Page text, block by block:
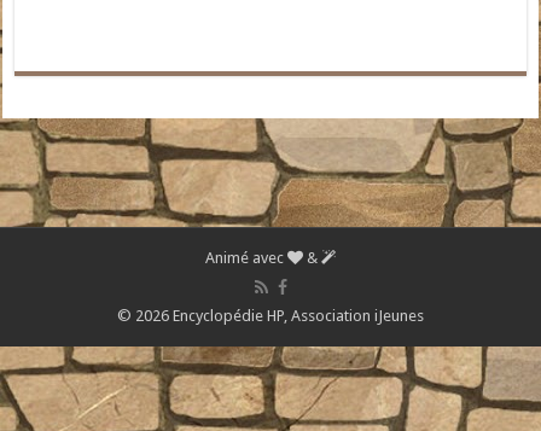
Animé avec &
© 2026 Encyclopédie HP, Association iJeunes